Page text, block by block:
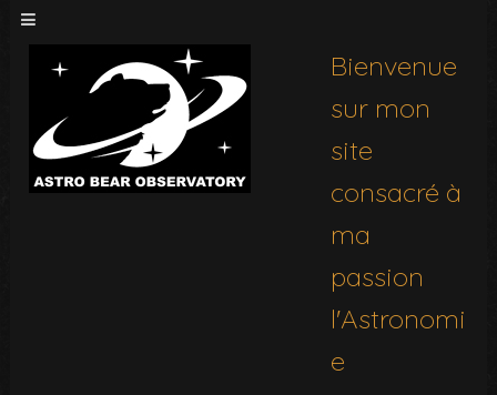
Bienvenue
sur mon
site
consacré à
ma
passion
l'Astronomi
e